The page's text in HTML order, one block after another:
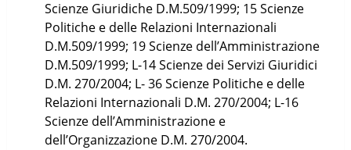
Scienze Giuridiche D.M.509/1999; 15 Scienze
Politiche e delle Relazioni Internazionali
D.M.509/1999; 19 Scienze dell’Amministrazione
D.M.509/1999; L-14 Scienze dei Servizi Giuridici
D.M. 270/2004; L- 36 Scienze Politiche e delle
Relazioni Internazionali D.M. 270/2004; L-16
Scienze dell’Amministrazione e
dell’Organizzazione D.M. 270/2004.